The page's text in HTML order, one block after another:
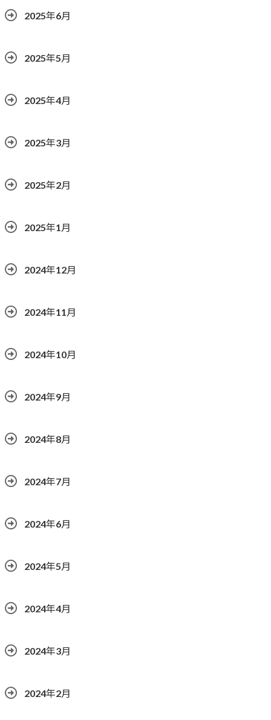
2025年6月
2025年5月
2025年4月
2025年3月
2025年2月
2025年1月
2024年12月
2024年11月
2024年10月
2024年9月
2024年8月
2024年7月
2024年6月
2024年5月
2024年4月
2024年3月
2024年2月